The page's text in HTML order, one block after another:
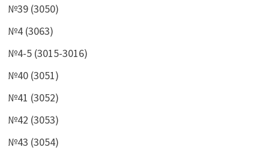
№39 (3050)
№4 (3063)
№4-5 (3015-3016)
№40 (3051)
№41 (3052)
№42 (3053)
№43 (3054)